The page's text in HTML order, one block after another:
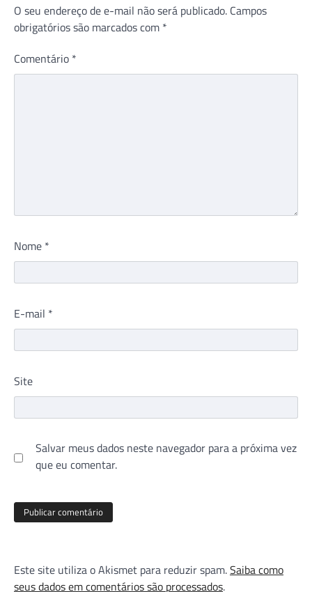
O seu endereço de e-mail não será publicado. Campos
obrigatórios são marcados com *
Comentário *
Nome *
E-mail *
Site
Salvar meus dados neste navegador para a próxima vez
que eu comentar.
Este site utiliza o Akismet para reduzir spam.Saiba como
seus dados em comentários são processados.